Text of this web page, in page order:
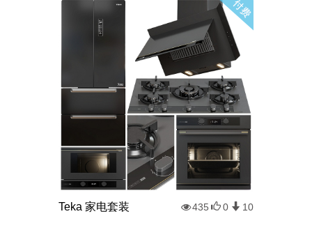
Teka 家电套装 435 0 10